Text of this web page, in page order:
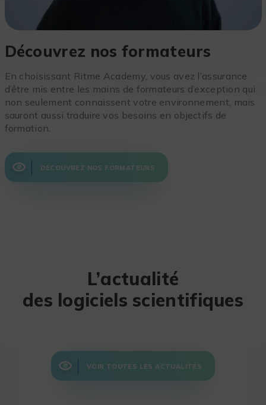
Découvrez nos formateurs
En choisissant Ritme Academy, vous avez l’assurance
d’être mis entre les mains de formateurs d’exception qui
non seulement connaissent votre environnement, mais
sauront aussi traduire vos besoins en objectifs de
formation.
DÉCOUVREZ NOS FORMATEURS
L’actualité
des logiciels scientifiques
VOIR TOUTES LES ACTUALITÉS